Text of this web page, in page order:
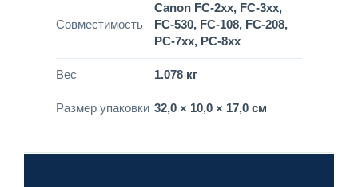
Совместимость
Canon FC-2xx, FC-3xx,
FC-530, FC-108, FC-208,
PC-7xx, PC-8xx
Вес 1.078 кг
Размер упаковки 32,0 × 10,0 × 17,0 см